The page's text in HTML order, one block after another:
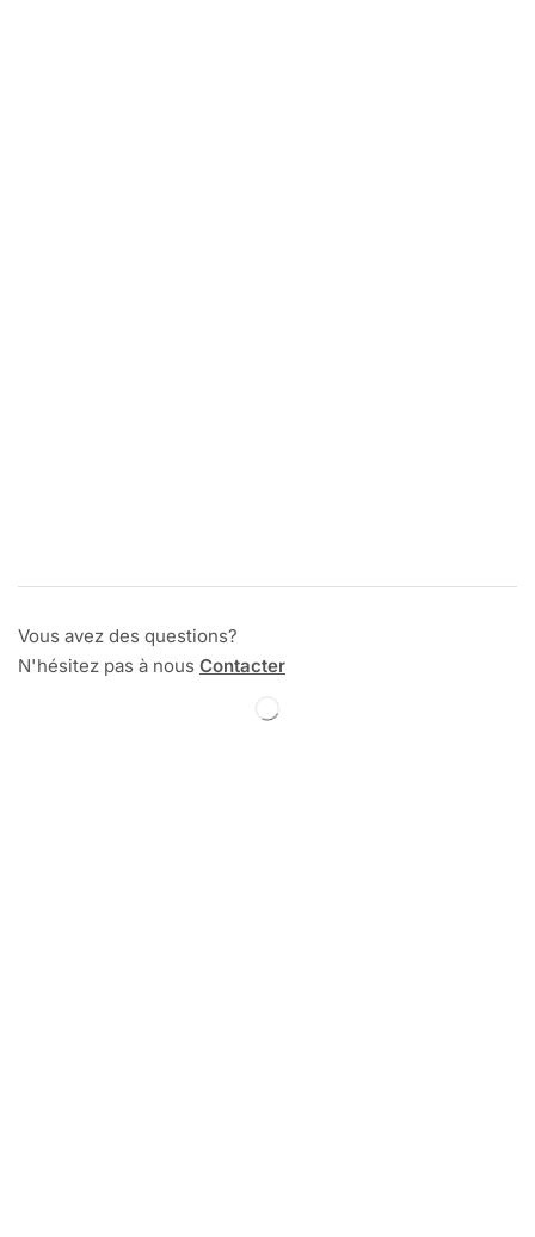
Vous avez des questions?
N'hésitez pas à nous Contacter